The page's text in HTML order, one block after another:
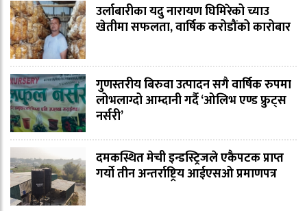
उर्लाबारीका यदु नारायण घिमिरेको च्याउ
खेतीमा सफलता, वार्षिक करोडौंको कारोबार
गुणस्तरीय बिरुवा उत्पादन सगै वार्षिक रुपमा
लोभलाग्दो आम्दानी गर्दै ‘ओलिभ एण्ड फ्रुट्स
नर्सरी’
दमकस्थित मेची इन्डस्ट्रिजले एकैपटक प्राप्त
गर्यो तीन अन्तर्राष्ट्रिय आईएसओ प्रमाणपत्र